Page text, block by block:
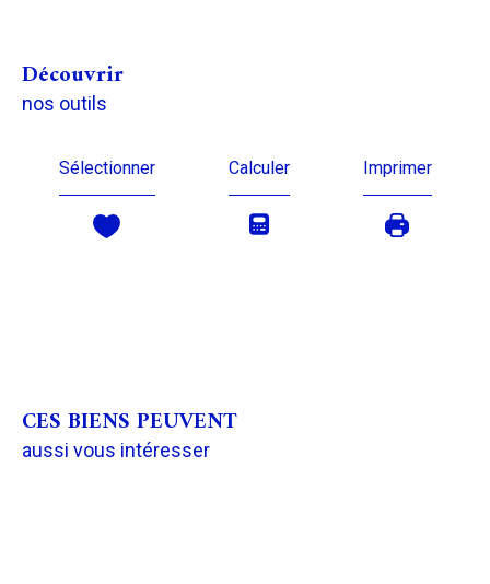
découvrir
nos outils
Sélectionner Calculer Imprimer
CES BIENS PEUVENT
aussi vous intéresser